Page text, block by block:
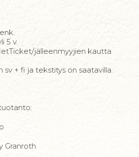
5 v.
jälleenmyyjien kautta
sv + fi ja tekstitys on saatavilla.
Granroth